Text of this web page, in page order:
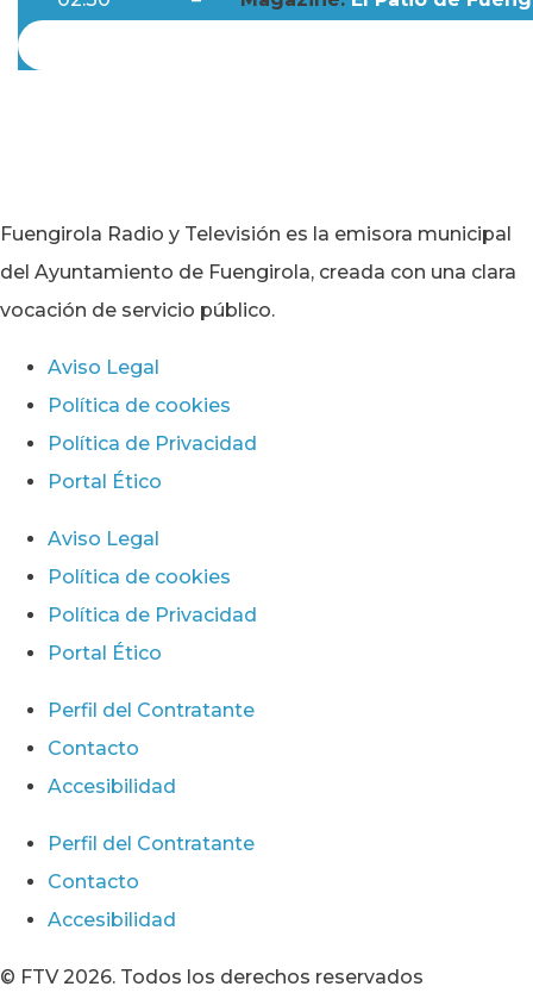
Fuengirola Radio y Televisión es la emisora municipal
del Ayuntamiento de Fuengirola, creada con una clara
vocación de servicio público.
Aviso Legal
Política de cookies
Política de Privacidad
Portal Ético
Aviso Legal
Política de cookies
Política de Privacidad
Portal Ético
Perfil del Contratante
Contacto
Accesibilidad
Perfil del Contratante
Contacto
Accesibilidad
© FTV 2026. Todos los derechos reservados